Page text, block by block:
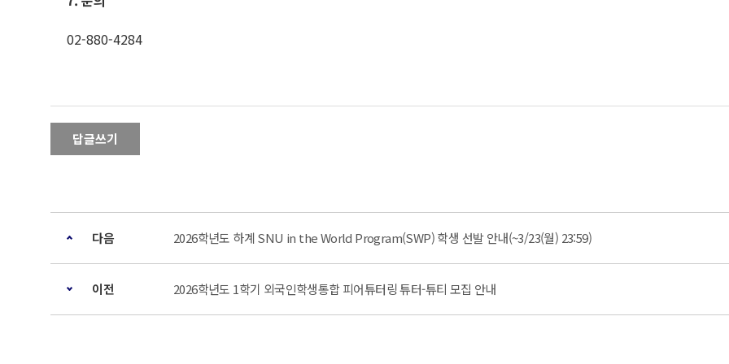
02-880-4284
답글쓰기
다음 2026학년도 하계 SNU in the World Program(SWP) 학생 선발 안내(~3/23(월) 23:59)
이전 2026학년도 1학기 외국인학생통합 피어튜터링 튜터-튜티 모집 안내